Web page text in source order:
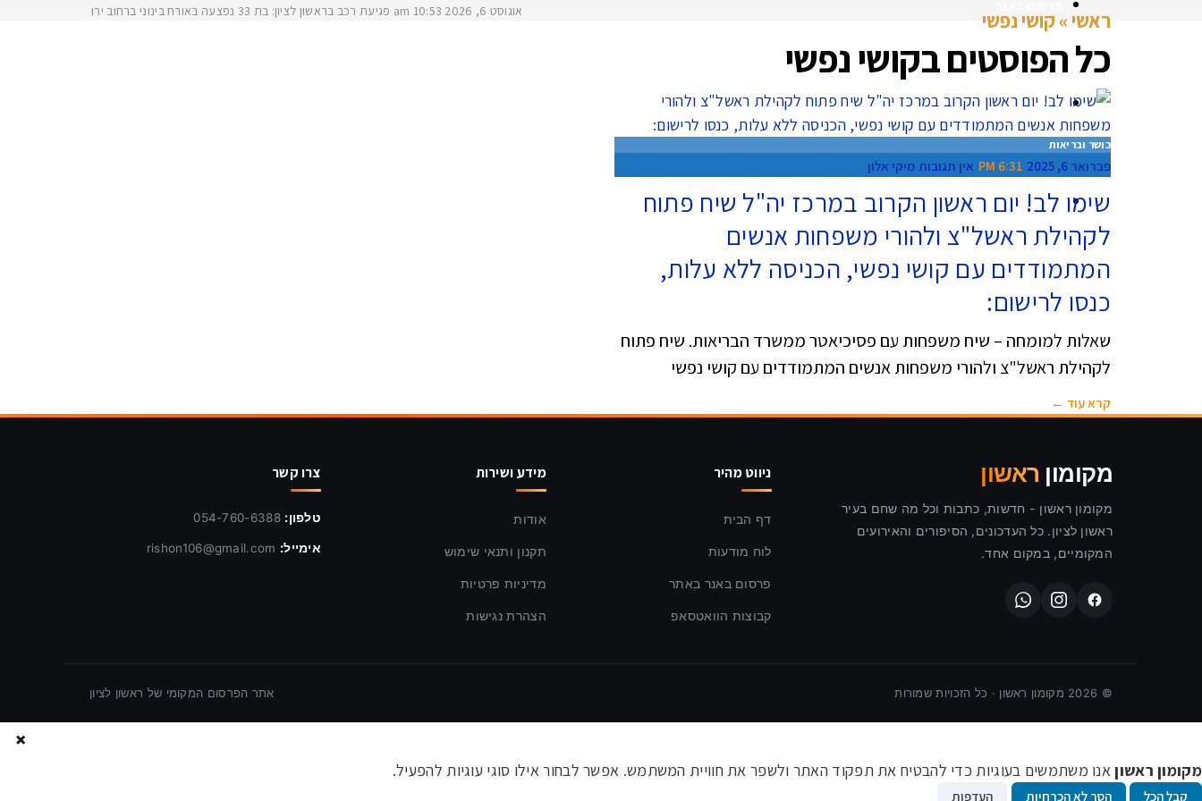
המומחים של מקומון ראשון»
קבוצות וואטסאפ
אוגוסט 6, 2026
10:53 am פגיעת רכב בראשון לציון: בת 33 נפצעה באורח בינוני ברחוב ירושלי ראשי» קושי נפשי
כל הפוסטים בקושי נפשי
כושר ובריאות
פברואר 6, 2025 6:31 PM אין תגובות מיקי אלון
שימו לב! יום ראשון הקרוב במרכז יה"ל שיח פתוח
לקהילת ראשל"צ ולהורי משפחות אנשים
המתמודדים עם קושי נפשי, הכניסה ללא עלות,
כנסו לרישום:
שאלות למומחה – שיח משפחות עם פסיכיאטר ממשרד הבריאות. שיח פתוח
לקהילת ראשל"צ ולהורי משפחות אנשים המתמודדים עם קושי נפשי
קרא עוד ←
מקומון ראשון
מקומון ראשון - חדשות, כתבות וכל מה שחם בעיר
ראשון לציון. כל העדכונים, הסיפורים והאירועים
המקומיים, במקום אחד.
ניווט מהיר
דף הבית
לוח מודעות
פרסום באנר באתר
קבוצות הוואטסאפ
מידע ושירות
אודות
תקנון ותנאי שימוש
מדיניות פרטיות
הצהרת נגישות
צרו קשר
טלפון: 054-760-6388
אימייל: rishon106@gmail.com
©
2026 מקומון ראשון · כל הזכויות שמורות אתר הפרסום המקומי של ראשון לציון
×
מקומון ראשוןאנו משתמשים בעוגיות כדי להבטיח את תפקוד האתר ולשפר את חוויית המשתמש. אפשר לבחור אילו סוגי עוגיות להפעיל.
קבל הכל הסר לא הכרחיות העדפות